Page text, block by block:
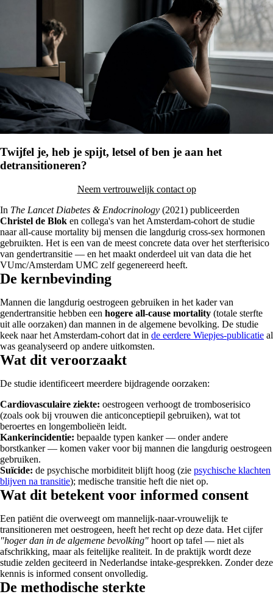
Twijfel je, heb je spijt, letsel of ben je aan het
detransitioneren?
Neem vertrouwelijk contact op
In The Lancet Diabetes & Endocrinology (2021) publiceerden
Christel de Blok en collega's van het Amsterdam-cohort de studie
naar all-cause mortality bij mensen die langdurig cross-sex hormonen
gebruikten. Het is een van de meest concrete data over het sterfterisico
van gendertransitie — en het maakt onderdeel uit van data die het
VUmc/Amsterdam UMC zelf gegenereerd heeft.
De kernbevinding
Mannen die langdurig oestrogeen gebruiken in het kader van
gendertransitie hebben een hogere all-cause mortality (totale sterfte
uit alle oorzaken) dan mannen in de algemene bevolking. De studie
keek naar het Amsterdam-cohort dat in de eerdere Wiepjes-publicatie al
was geanalyseerd op andere uitkomsten.
Wat dit veroorzaakt
De studie identificeert meerdere bijdragende oorzaken:
Cardiovasculaire ziekte: oestrogeen verhoogt de tromboserisico
(zoals ook bij vrouwen die anticonceptiepil gebruiken), wat tot
beroertes en longembolieën leidt.
Kankerincidentie: bepaalde typen kanker — onder andere
borstkanker — komen vaker voor bij mannen die langdurig oestrogeen
gebruiken.
Suïcide: de psychische morbiditeit blijft hoog (zie psychische klachten
blijven na transitie); medische transitie heft die niet op.
Wat dit betekent voor informed consent
Een patiënt die overweegt om mannelijk-naar-vrouwelijk te
transitioneren met oestrogeen, heeft het recht op deze data. Het cijfer
"hoger dan in de algemene bevolking" hoort op tafel — niet als
afschrikking, maar als feitelijke realiteit. In de praktijk wordt deze
studie zelden geciteerd in Nederlandse intake-gesprekken. Zonder deze
kennis is informed consent onvolledig.
De methodische sterkte